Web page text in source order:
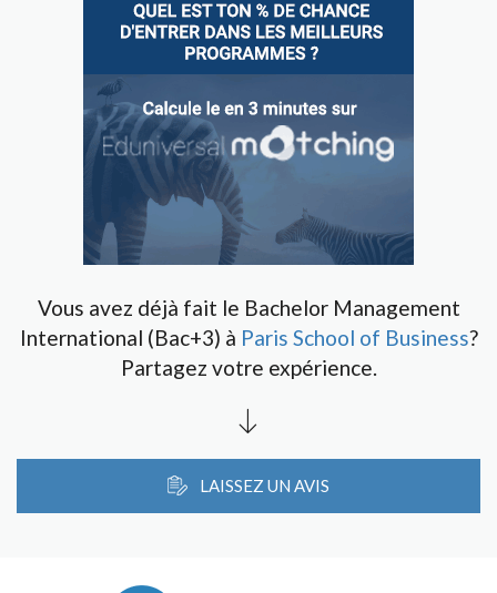
Vous avez déjà fait le Bachelor Management
International (Bac+3) à Paris School of Business?
Partagez votre expérience.
LAISSEZ UN AVIS